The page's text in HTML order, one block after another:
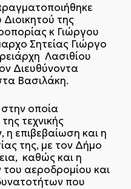
της
κ Γιώργου
Σητείας Γιώργο
Λασιθίου
Διευθύνοντα
Βασιλάκη.
οποία
τεχνικής
επιβεβαίωση και η
της, με τον Δήμο
καθώς και η
αεροδρομίου και
που